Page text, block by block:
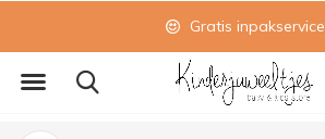
Gratis inpakservice